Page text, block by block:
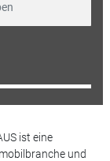
ist eine
und